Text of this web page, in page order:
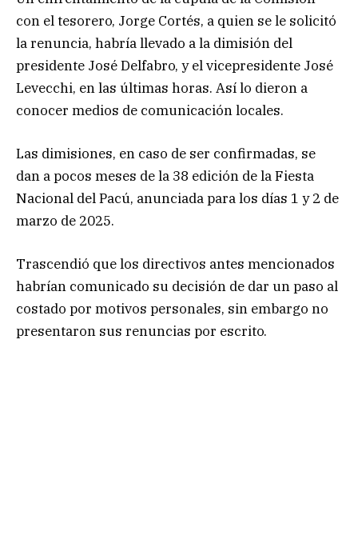
con el tesorero, Jorge Cortés, a quien se le solicitó
la renuncia, habría llevado a la dimisión del
presidente José Delfabro, y el vicepresidente José
Levecchi, en las últimas horas. Así lo dieron a
conocer medios de comunicación locales.
Las dimisiones, en caso de ser confirmadas, se
dan a pocos meses de la 38 edición de la Fiesta
Nacional del Pacú, anunciada para los días 1 y 2 de
marzo de 2025.
Trascendió que los directivos antes mencionados
habrían comunicado su decisión de dar un paso al
costado por motivos personales, sin embargo no
presentaron sus renuncias por escrito.